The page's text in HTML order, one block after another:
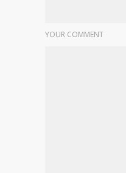
YOUR COMMENT